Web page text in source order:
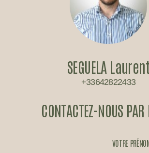
SEGUELA Laurent
+33642822433
CONTACTEZ-NOUS PAR
VOTRE